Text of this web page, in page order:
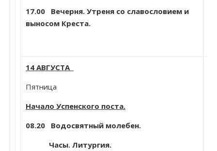
17.00 Вечерня. Утреня со славословием и
выносом Креста.
14 АВГУСТА
Пятница
Начало Успенского поста.
08.20 Водосвятный молебен.
Часы. Литургия.